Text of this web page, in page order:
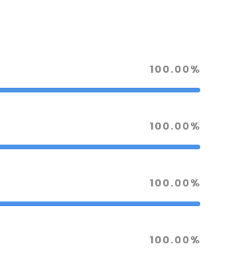
100.00%
100.00%
100.00%
100.00%